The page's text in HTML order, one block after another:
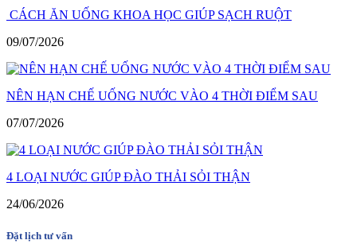
CÁCH ĂN UỐNG KHOA HỌC GIÚP SẠCH RUỘT
09/07/2026
NÊN HẠN CHẾ UỐNG NƯỚC VÀO 4 THỜI ĐIỂM SAU
07/07/2026
4 LOẠI NƯỚC GIÚP ĐÀO THẢI SỎI THẬN
24/06/2026
Đặt lịch tư vấn